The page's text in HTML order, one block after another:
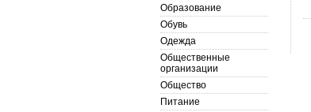
Образование
Обувь
Одежда
Общественные
организации
Общество
Питание